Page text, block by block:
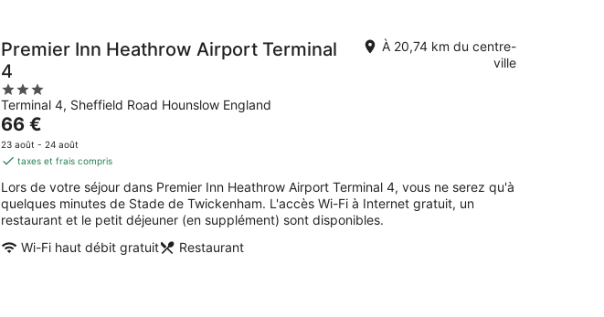
Premier Inn Heathrow Airport Terminal
4
3
out
of
5
Terminal 4, Sheffield Road Hounslow England
À 20,74 km du centre-
ville
Le
prix
est
66 €
par
nuit
66 €
23 août - 24 août
taxes et frais compris
Lors de votre séjour dans Premier Inn Heathrow Airport Terminal 4, vous ne serez qu'à
quelques minutes de Stade de Twickenham. L'accès Wi-Fi à Internet gratuit, un
restaurant et le petit déjeuner (en supplément) sont disponibles.
Wi-Fi haut débit gratuit
Restaurant